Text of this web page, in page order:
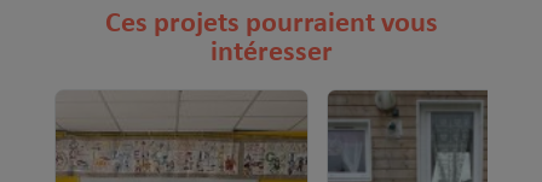
Ces projets pourraient vous
intéresser